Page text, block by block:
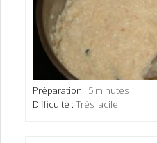
Préparation : 5 minutes
Difficulté : Très facile